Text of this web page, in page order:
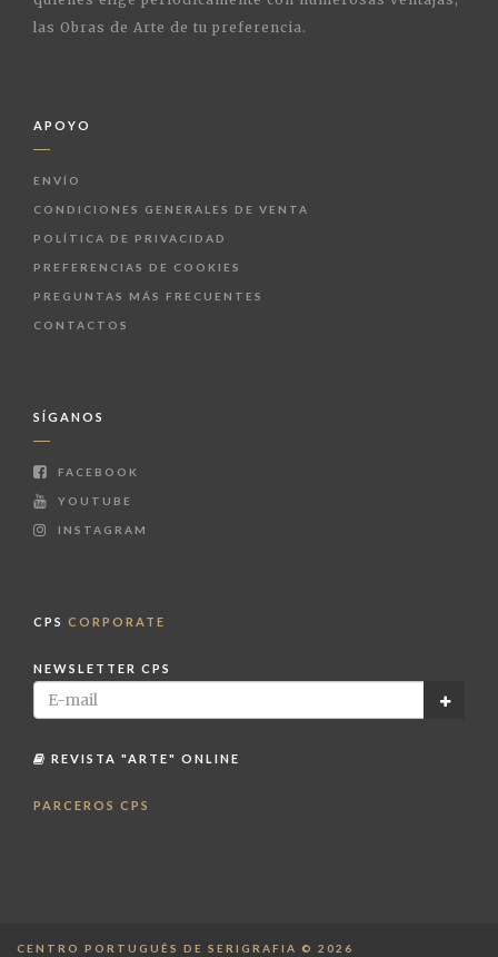
las Obras de Arte de tu preferencia.
APOYO
ENVÍO
CONDICIONES GENERALES DE VENTA
POLÍTICA DE PRIVACIDAD
PREFERENCIAS DE COOKIES
PREGUNTAS MÁS FRECUENTES
CONTACTOS
SÍGANOS
FACEBOOK
YOUTUBE
INSTAGRAM
CPS CORPORATE
NEWSLETTER CPS
REVISTA "ARTE" ONLINE
PARCEROS CPS
CENTRO PORTUGUÊS DE SERIGRAFIA © 2026